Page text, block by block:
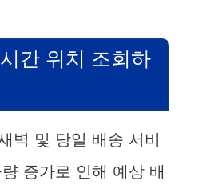
간 위치 조회하
벽 및 당일 배송 서비
증가로 인해 예상 배